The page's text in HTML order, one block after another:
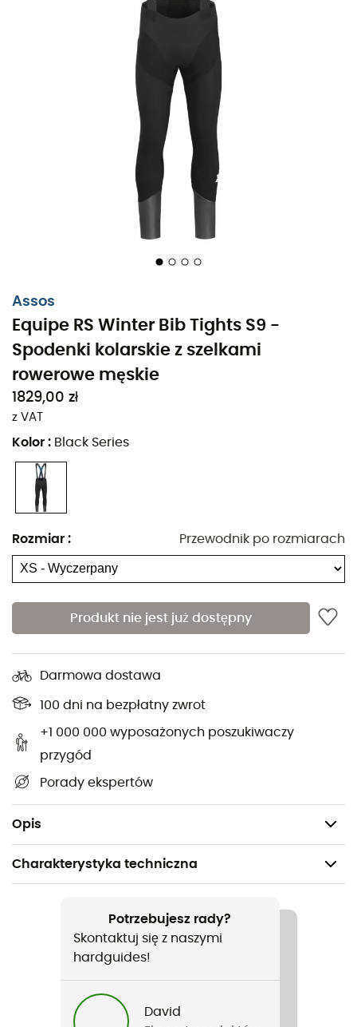
Assos
Equipe RS Winter Bib Tights S9 -
Spodenki kolarskie z szelkami
rowerowe męskie
1829,00 zł
z VAT
Kolor : Black Series
Rozmiar : Przewodnik po rozmiarach
Produkt nie jest już dostępny
Darmowa dostawa
100 dni na bezpłatny zwrot
+1 000 000 wyposażonych poszukiwaczy
przygód
Porady ekspertów
Opis
spodenki kolarskie z szelkami rowerowe
Winter Bib Tights S9
zaprojektowane specjalnie do jazdy w zimnych
warunkach. Dzięki połączeniu zaawansowanych
3/3,Equipe RS Winter Bib Tights S9pozwalają na jazdę
na zewnątrz bez kompromisów, niezależnie od warunków
pogodowych. Dzięki optymalnemu dopasowaniu i
ochronie przed żywiołami, chronią przed deszczem,
silnym wiatrem i rozpryskami z drogi. Nic nie powstrzyma
Tights S9!
Tkanina OSMOS Heavy: rozciągliwa tkanina
izolacyjna do konstrukcji spodni
Krój aeroFit
Twindeck: dwuwarstwowa konstrukcja z przodu
waterBarrier: wodoodporna ochrona
Charakterystyka techniczna
Nazwa produktu
Potrzebujesz rady?
Skontaktuj się z naszymi
hardguides!
David